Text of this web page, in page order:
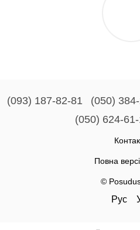
(093) 187-82-81 (050)
(050) 624-
Повна
©
Рус